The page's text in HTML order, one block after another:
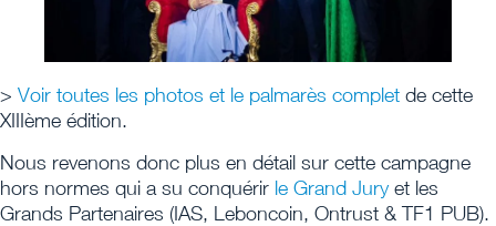
> Voir toutes les photos et le palmarès complet de cette
XIIIème édition.
Nous revenons donc plus en détail sur cette campagne
hors normes qui a su conquérir le Grand Juryet les
Grands Partenaires (IAS, Leboncoin, Ontrust & TF1 PUB).